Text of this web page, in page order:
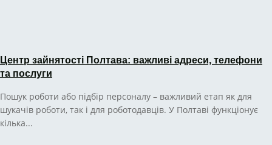
Центр зайнятості Полтава: важливі адреси, телефони
та послуги
Пошук роботи або підбір персоналу – важливий етап як для
шукачів роботи, так і для роботодавців. У Полтаві функціонує
кілька...